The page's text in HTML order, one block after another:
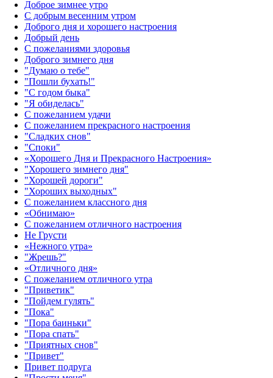
Доброе зимнее утро
С добрым весенним утром
Доброго дня и хорошего настроения
Добрый день
С пожеланиями здоровья
Доброго зимнего дня
"Думаю о тебе"
"Пошли бухать!"
"С годом быка"
"Я обиделась"
С пожеланием удачи
С пожеланием прекрасного настроения
"Сладких снов"
"Споки"
«Хорошего Дня и Прекрасного Настроения»
"Хорошего зимнего дня"
"Хорошей дороги"
"Хороших выходных"
С пожеланием классного дня
«Обнимаю»
С пожеланием отличного настроения
Не Грусти
«Нежного утра»‎
"Жрешь?"
«Отличного дня»‎
С пожеланием отличного утра
"Приветик"
"Пойдем гулять"
"Пока"
"Пора баиньки"
"Пора спать"
"Приятных снов"
"Привет"
Привет подруга